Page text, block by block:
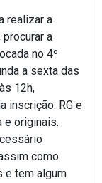
realizar a
a
no 4º
a sexta das
12h,
inscrição: RG e
e originais.
como
e tem algum